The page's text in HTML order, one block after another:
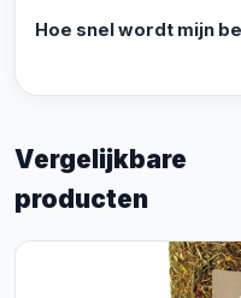
Hoe snel wordt mijn
Vergelijkbare
producten